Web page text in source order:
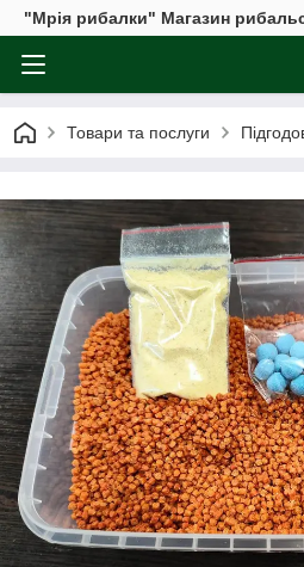
"Мрія рибалки" Магазин
Товари та послуги